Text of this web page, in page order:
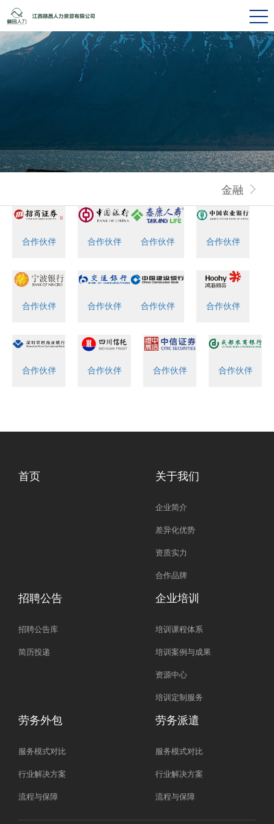
金融
合作伙伴 合作伙伴 合作伙伴 合作伙伴
合作伙伴 合作伙伴 合作伙伴 合作伙伴
合作伙伴 合作伙伴 合作伙伴 合作伙伴
首页 关于我们
企业简介
差异化优势
资质实力
合作品牌
招聘公告
招聘公告库
简历投递
企业培训
培训课程体系
培训案例与成果
资源中心
培训定制服务
劳务外包
服务模式对比
行业解决方案
流程与保障
劳务派遣
服务模式对比
行业解决方案
流程与保障